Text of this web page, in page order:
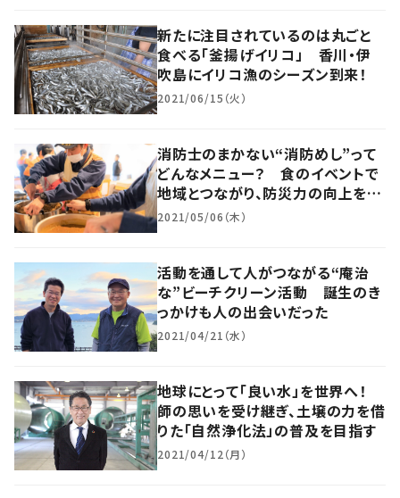
新たに注目されているのは丸ごと
食べる「釜揚げイリコ」 香川・伊
吹島にイリコ漁のシーズン到来！
2021/06/15（火）
消防士のまかない“消防めし”って
どんなメニュー？ 食のイベントで
地域とつながり、防災力の向上を目
指す 岡山・真庭市
2021/05/06（木）
活動を通して人がつながる“庵治
な”ビーチクリーン活動 誕生のき
っかけも人の出会いだった
2021/04/21（水）
地球にとって「良い水」を世界へ！
師の思いを受け継ぎ、土壌の力を借
りた「自然浄化法」の普及を目指す
2021/04/12（月）